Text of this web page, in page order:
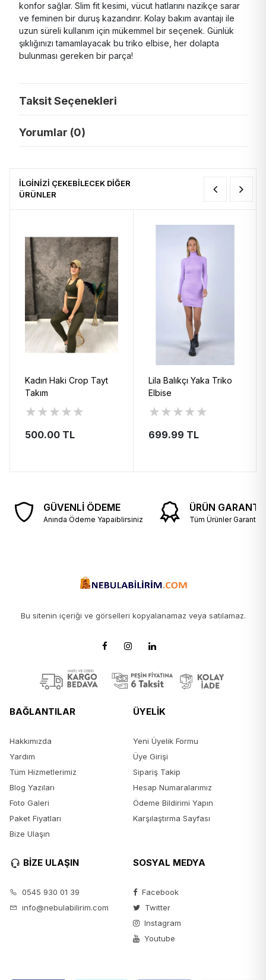
konfor sağlar. Slim fit kesimi, vücut hatlarını nazikçe sarar
ve feminen bir duruş kazandırır. Kolay bakım avantajı ile
uzun süreli kullanım için mükemmel bir seçenek. Günlük
şıklığınızı tamamlayacak bu triko elbise, her dolapta
bulunması gereken bir parça!
Taksit Seçenekleri
Yorumlar (0)
İLGİNİZİ ÇEKEBİLECEK DİĞER
ÜRÜNLER
Kadın Haki Crop Tayt
Takım
★★★★★
500.00 TL
Lila Balıkçı Yaka Triko
Elbise
★★★★★
699.99 TL
GÜVENLİ ÖDEME
Anında Ödeme Yapaiblirsiniz
ÜRÜN
Tüm Ürünler Garantili
Bu sitenin içeriği ve görselleri kopyalanamaz veya satılamaz.
BAĞLANTILAR
Hakkımızda
Yardım
Tüm Hizmetlerimiz
Blog Yazıları
Foto Galeri
Paket Fiyatları
Bize Ulaşın
ÜYELİK
Yeni Üyelik Formu
Üye Girişi
Sipariş Takip
Hesap Numaralarımız
Ödeme Bildirimi Yapın
Karşılaştırma Sayfası
BİZE ULAŞIN
0545 930 01 39
info@nebulabilirim.com
SOSYAL MEDYA
Facebook
Twitter
Instagram
Youtube